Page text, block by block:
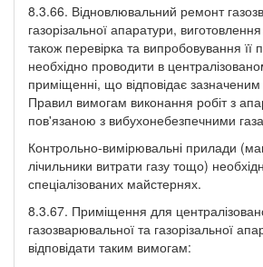
8.3.66. Відновлювальний ремонт
газорізальної апаратури,
також перевірка та випробовування її
необхідно проводити в
приміщенні, що відповідає
Правил вимогам виконання робіт з
пов'язаною з вибухонебезпечними
Контрольно-вимірювальні прилади
лічильники витрати газу тощо)
спеціалізованих майстернях.
8.3.67. Приміщення для
газозварювальної та газорізальної
відповідати таким вимогам: